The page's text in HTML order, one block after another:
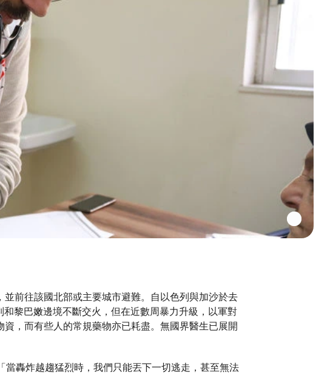
前往該國北部或主要城市避難。自以色列與加沙於去
黎巴嫩邊境不斷交火，但在近數周暴力升級，以軍對
，而有些人的常規藥物亦已耗盡。無國界醫生已展開
轟炸越趨猛烈時，我們只能丟下一切逃走，甚至無法